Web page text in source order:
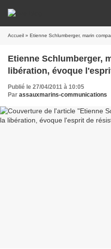
Accueil » Etienne Schlumberger, marin
Etienne Schlumberger,
libération, évoque
Publié le 27/04/2011 à 10:05
Par assauxmarins-communications